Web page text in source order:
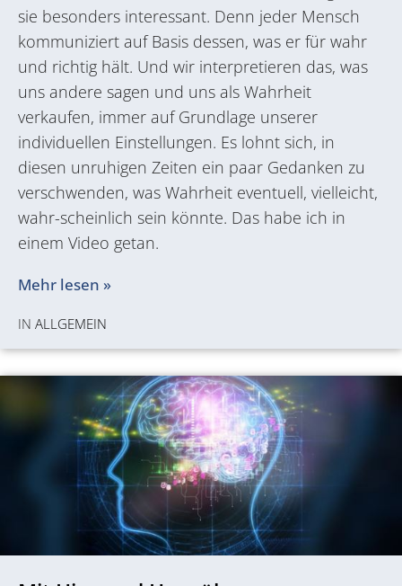
sie besonders interessant. Denn jeder Mensch
kommuniziert auf Basis dessen, was er für wahr
und richtig hält. Und wir interpretieren das, was
uns andere sagen und uns als Wahrheit
verkaufen, immer auf Grundlage unserer
individuellen Einstellungen. Es lohnt sich, in
diesen unruhigen Zeiten ein paar Gedanken zu
verschwenden, was Wahrheit eventuell, vielleicht,
wahr-scheinlich sein könnte. Das habe ich in
einem Video getan.
Mehr lesen »
IN ALLGEMEIN